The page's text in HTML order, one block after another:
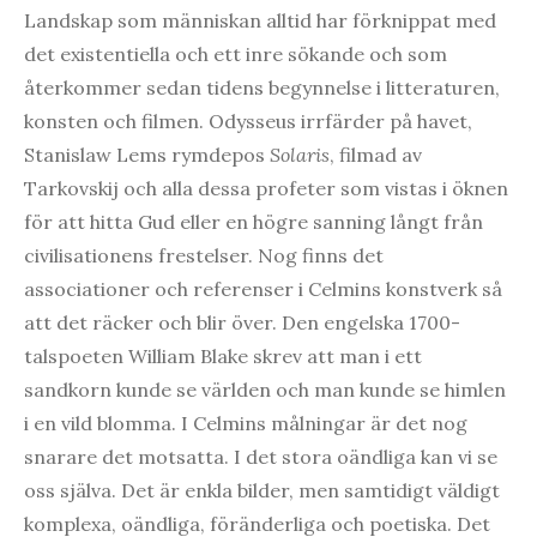
Landskap som människan alltid har förknippat med
det existentiella och ett inre sökande och som
återkommer sedan tidens begynnelse i litteraturen,
konsten och filmen. Odysseus irrfärder på havet,
Stanislaw Lems rymdepos Solaris, filmad av
Tarkovskij och alla dessa profeter som vistas i öknen
för att hitta Gud eller en högre sanning långt från
civilisationens frestelser. Nog finns det
associationer och referenser i Celmins konstverk så
att det räcker och blir över. Den engelska 1700-
talspoeten William Blake skrev att man i ett
sandkorn kunde se världen och man kunde se himlen
i en vild blomma. I Celmins målningar är det nog
snarare det motsatta. I det stora oändliga kan vi se
oss själva. Det är enkla bilder, men samtidigt väldigt
komplexa, oändliga, föränderliga och poetiska. Det